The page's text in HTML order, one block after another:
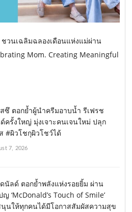
ชวนเฉลิมฉลองเดือนแห่งแม่ผ่าน
Mom. Creating Meaningful
ซึ ตอกย้ำผู้นำครีมอาบน้ำ รีเฟรช
ครั้งใหญ่ มุ่งเจาะคนเจนใหม่ ปลุก
#ผิวโชกุผิวโชว์ได้
7, 2026
นัลด์ ตอกย้ำพลังแห่งรอยยิ้ม ผ่าน
ญ ‘McDonald’s Touch of Smile’
นให้ทุกคนได้มีโอกาสสัมผัสความสุข